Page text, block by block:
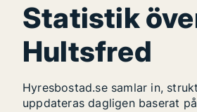
Statistik
Hultsfred
Hyresbostad.se samlar in,
uppdateras dagligen baserat